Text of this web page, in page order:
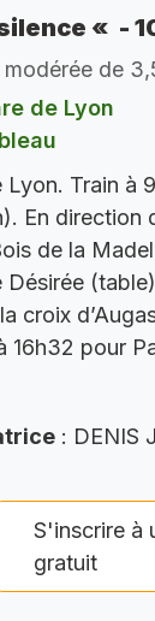
« -
de
de Lyon
Train à
En direction
de la
Désirée
croix
16h32 pour
: DENIS
S'inscrire à
gratuit